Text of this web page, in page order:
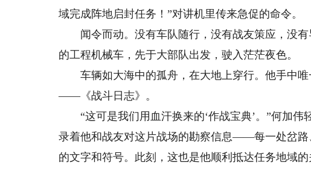
域完成阵地启封任务！”对讲机里传来急促的命令。
闻令而动。没有车队随行，没有战友策应，没
的工程机械车，先于大部队出发，驶入茫茫夜色。
车辆如大海中的孤舟，在大地上穿行。他手中唯
——《战斗日志》。
“这可是我们用血汗换来的‘作战宝典’。”何加伟
录着他和战友对这片战场的勘察信息——每一处岔
的文字和符号。此刻，这也是他顺利抵达任务地域的